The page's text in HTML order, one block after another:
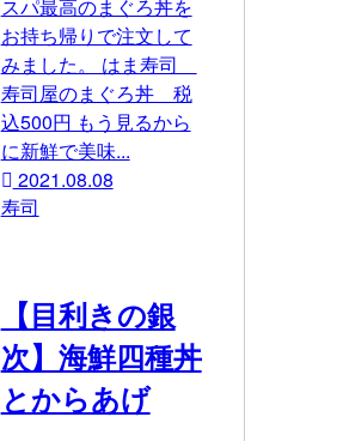
スパ最高のまぐろ丼を
お持ち帰りで注文して
みました。 はま寿司
寿司屋のまぐろ丼 税
込500円 もう見るから
に新鮮で美味...
2021.08.08
寿司
【目利きの銀
次】海鮮四種丼
とからあげ